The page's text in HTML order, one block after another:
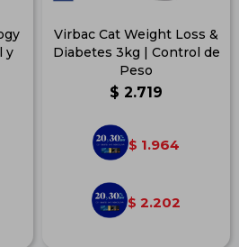
y
Virbac Cat Weight Loss &
Diabetes 3kg | Control de
Peso
$ 2.719
$ 1.964
$ 2.202